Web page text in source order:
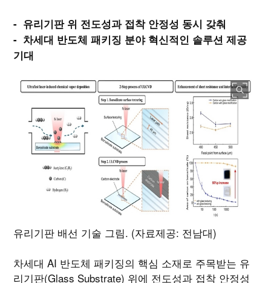
- 유리기판 위 전도성과 접착 안정성 동시 갖춰
- 차세대 반도체 패키징 분야 혁신적인 솔루션 제공
기대
유리기판 배선 기술 그림. (자료제공: 전남대)
차세대 AI 반도체 패키징의 핵심 소재로 주목받는 유
리기판(Glass Substrate) 위에 전도성과 접착 안정성